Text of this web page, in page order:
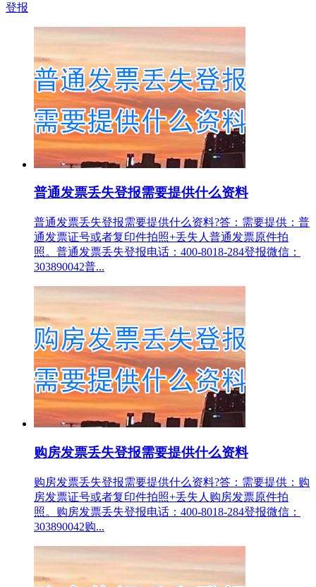
登报
普通发票丢失登报需要提供什么资料
普通发票丢失登报需要提供什么资料?答：需要提供：普
通发票证号或者复印件拍照+丢失人普通发票原件拍
照。普通发票丢失登报电话：400-8018-284登报微信：
303890042普...
购房发票丢失登报需要提供什么资料
购房发票丢失登报需要提供什么资料?答：需要提供：购
房发票证号或者复印件拍照+丢失人购房发票原件拍
照。购房发票丢失登报电话：400-8018-284登报微信：
303890042购...